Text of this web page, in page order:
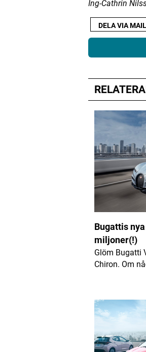
Ing-Cathrin
DELA VIA MAIL
Kommentar*
*
E-postadress
Bugattis
miljoner(!)
Glöm Bugatti
Chiron. Om